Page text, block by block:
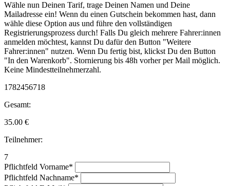
Wähle nun Deinen Tarif, trage Deinen Namen und Deine
Mailadresse ein! Wenn du einen Gutschein bekommen hast, dann
wähle diese Option aus und führe den vollständigen
Registrierungsprozess durch! Falls Du gleich mehrere Fahrer:innen
anmelden möchtest, kannst Du dafür den Button "Weitere
Fahrer:innen" nutzen. Wenn Du fertig bist, klickst Du den Button
"In den Warenkorb". Stornierung bis 48h vorher per Mail möglich.
Keine Mindestteilnehmerzahl.
1782456718
Gesamt:
35.00 €
Teilnehmer:
7
Pflichtfeld Vorname*
Pflichtfeld Nachname*